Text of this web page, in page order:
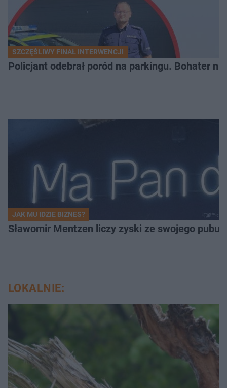
SZCZĘŚLIWY FINAŁ INTERWENCJI
Policjant odebrał poród na parkingu. Bohater
JAK MU IDZIE BIZNES?
Sławomir Mentzen liczy zyski ze swojego
LOKALNIE: